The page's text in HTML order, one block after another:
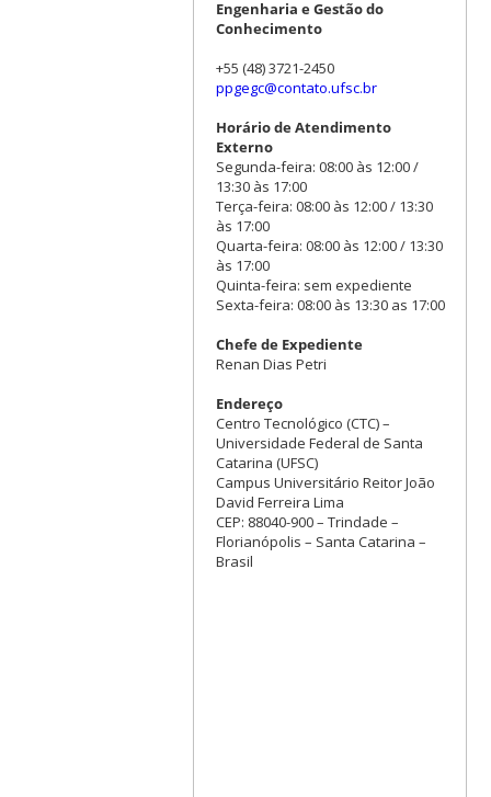
Engenharia e Gestão do
Conhecimento
+55 (48) 3721-2450
ppgegc@contato.ufsc.br
Horário de Atendimento
Externo
Segunda-feira: 08:00 às 12:00 /
13:30 às 17:00
Terça-feira: 08:00 às 12:00 / 13:30
às 17:00
Quarta-feira: 08:00 às 12:00 / 13:30
às 17:00
Quinta-feira: sem expediente
Sexta-feira: 08:00 às 13:30 as 17:00
Chefe de Expediente
Renan Dias Petri
Endereço
Centro Tecnológico (CTC) –
Universidade Federal de Santa
Catarina (UFSC)
Campus Universitário Reitor João
David Ferreira Lima
CEP: 88040-900 – Trindade –
Florianópolis – Santa Catarina –
Brasil